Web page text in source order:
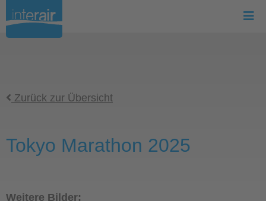
Zurück zur Übersicht
Tokyo Marathon 2025
Weitere Bilder: